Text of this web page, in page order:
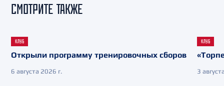
СМОТРИТЕ ТАКЖЕ
КЛУБ
Открыли программу тренировочных сборов
6 августа 2026 г.
КЛУБ
3